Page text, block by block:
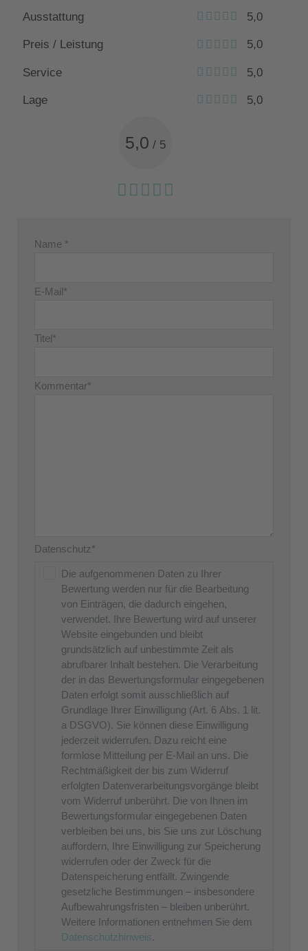
Ausstattung 5,0
Preis / Leistung 5,0
Service 5,0
Lage 5,0
5,0 / 5
Name *
E-Mail*
Titel*
Kommentar*
Datenschutz*
Die aufgenommenen Daten zu Ihrer
Bewertung werden nur für die Bearbeitung
von Einträgen, die dadurch eingehen,
verwendet. Ihre Bewertung wird auf unserer
Website eingebunden und bleibt
grundsätzlich auf unbestimmte Zeit als
abrufbarer Inhalt bestehen. Die Verarbeitung
der in das Bewertungsformular eingegebenen
Daten erfolgt somit ausschließlich auf
Grundlage Ihrer Einwilligung (Art. 6 Abs. 1 lit.
a DSGVO). Sie können diese Einwilligung
jederzeit widerrufen. Dazu reicht eine
formlose Mitteilung per E-Mail an uns. Die
Rechtmäßigkeit der bis zum Widerruf
erfolgten Datenverarbeitungsvorgänge bleibt
vom Widerruf unberührt. Die von Ihnen im
Bewertungsformular eingegebenen Daten
verbleiben bei uns, bis Sie uns zur Löschung
auffordern, Ihre Einwilligung zur Speicherung
widerrufen oder der Zweck für die
Datenspeicherung entfällt. Zwingende
gesetzliche Bestimmungen – insbesondere
Aufbewahrungsfristen – bleiben unberührt.
Weitere Informationen entnehmen Sie dem
Datenschutzhinweis.